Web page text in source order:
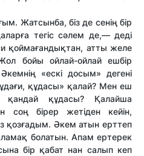
Жатсынба, біз де сенің бір
тегіс сәлем де,— деді
қоймағандықтан, атты желе
бойы ойлай-ойлай ешбір
«ескі досым» дегені
құдасы» қалай? Мен еш
қандай құдасы? Қалайша
соң бірер жетіден кейін,
қозғадым. Әкем атын ерттеп
болатын. Апам ертерек
бір қабат нан салып кеп